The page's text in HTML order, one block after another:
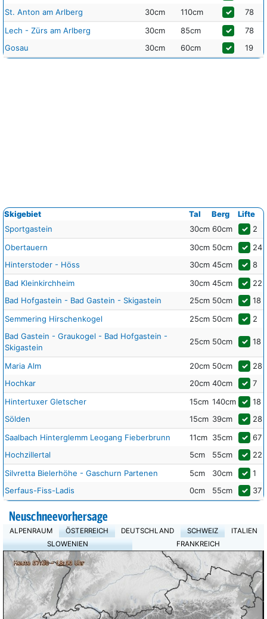
St. Anton am Arlberg
30cm 110cm ✓
78
Lech - Zürs am Arlberg
30cm 85cm ✓
78
Gosau
30cm 60cm ✓ 19
Skigebiet Tal Berg
Lifte
Sportgastein
30cm 60cm ✓ 2
Obertauern
30cm 50cm ✓ 24
Hinterstoder - Höss
30cm 45cm ✓ 8
Bad Kleinkirchheim
30cm 45cm ✓ 22
Bad Hofgastein - Bad Gastein - Skigastein
25cm 50cm ✓ 18
Semmering Hirschenkogel
25cm 50cm ✓ 2
Bad Gastein - Graukogel - Bad Hofgastein -
Skigastein
25cm 50cm ✓ 18
Maria Alm 20cm 50cm ✓ 28
Hochkar
20cm 40cm ✓ 7
Hintertuxer Gletscher
15cm 140cm ✓ 18
Sölden
15cm 39cm ✓ 28
Saalbach Hinterglemm Leogang Fieberbrunn
11cm 35cm ✓ 67
Hochzillertal
5cm 55cm ✓ 22
Silvretta Bielerhöhe - Gaschurn Partenen
5cm 30cm ✓ 1
Serfaus-Fiss-Ladis
0cm 55cm ✓ 37
Neuschneevorhersage
ALPENRAUM ÖSTERREICH DEUTSCHLAND SCHWEIZ
ITALIEN
SLOWENIEN
FRANKREICH